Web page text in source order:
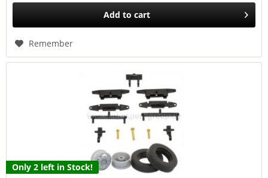
Add to cart
Remember
Only 2 left in Stock!